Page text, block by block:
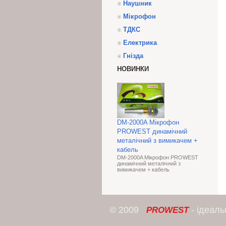
Наушник
Мікрофон
ТДКС
Електрика
Гнізда
НОВИНКИ
DM-2000A Мікрофон
PROWEST динамічний
металічний з вимикачем +
кабель
DM-2000A Мікрофон PROWEST
динамічний металічний з
вимикачем + кабель
© 2009 PROWEST-